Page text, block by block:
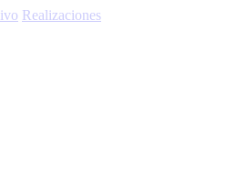
Realizaciones